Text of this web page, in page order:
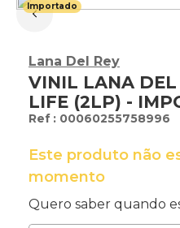
Importado
Lana Del Rey
VINIL LANA DEL
LIFE (2LP) -
: 00060255758996
Este produto não
momento
Quero saber quando